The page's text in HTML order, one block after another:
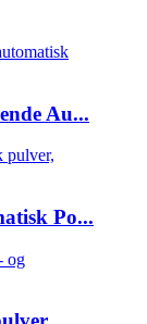
Au...
Po...